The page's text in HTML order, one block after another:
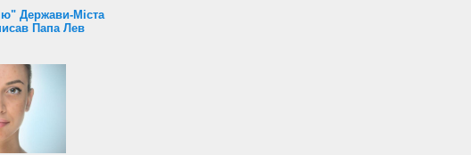
Держави-Міста
Папа Лев